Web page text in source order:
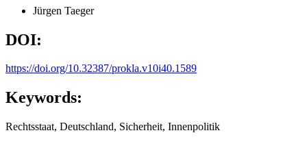
Jürgen Taeger
DOI:
https://doi.org/10.32387/prokla.v10i40.1589
Keywords:
Rechtsstaat, Deutschland, Sicherheit, Innenpolitik